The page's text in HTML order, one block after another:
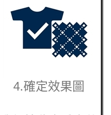
4.確定效果圖